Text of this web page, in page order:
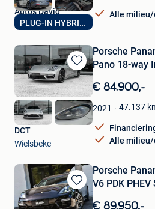
PLUG-IN HYBRIDE
Alle milieu/
Auto's David
Lebbeke
Bewaren
in
Mijn
Favorieten
Porsche
Pano 18-way
€ 84.900,-
2021 47.137
Alle milieu/
DCT
Wielsbeke
Bewaren
in
Porsche
V6 PDK PHEV
€ 89.950,-